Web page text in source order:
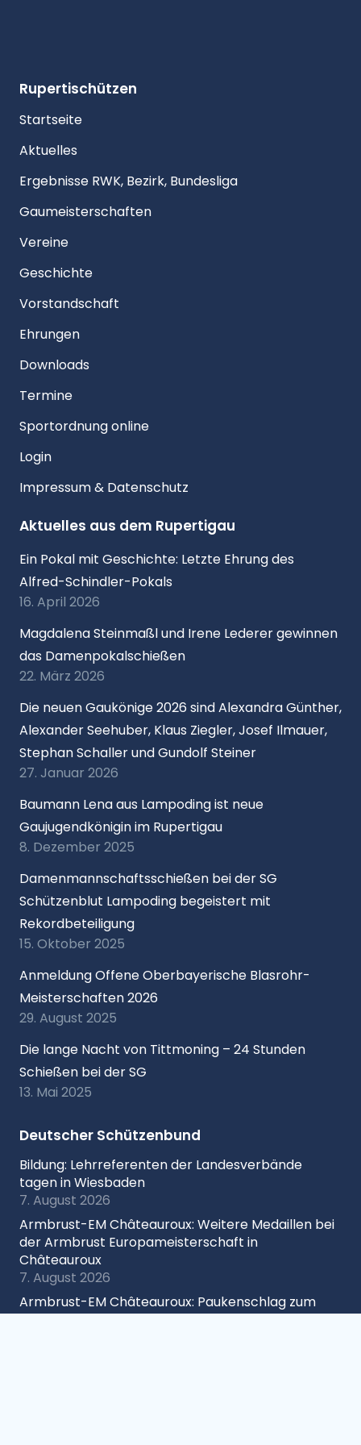
Rupertischützen
Startseite
Aktuelles
Ergebnisse RWK, Bezirk, Bundesliga
Gaumeisterschaften
Vereine
Geschichte
Vorstandschaft
Ehrungen
Downloads
Termine
Sportordnung online
Login
Impressum & Datenschutz
Aktuelles aus dem Rupertigau
Ein Pokal mit Geschichte: Letzte Ehrung des
Alfred-Schindler-Pokals
16. April 2026
Magdalena Steinmaßl und Irene Lederer gewinnen
das Damenpokalschießen
22. März 2026
Die neuen Gaukönige 2026 sind Alexandra Günther,
Alexander Seehuber, Klaus Ziegler, Josef Ilmauer,
Stephan Schaller und Gundolf Steiner
27. Januar 2026
Baumann Lena aus Lampoding ist neue
Gaujugendkönigin im Rupertigau
8. Dezember 2025
Damenmannschaftsschießen bei der SG
Schützenblut Lampoding begeistert mit
Rekordbeteiligung
15. Oktober 2025
Anmeldung Offene Oberbayerische Blasrohr-
Meisterschaften 2026
29. August 2025
Die lange Nacht von Tittmoning – 24 Stunden
Schießen bei der SG
13. Mai 2025
Deutscher Schützenbund
Bildung: Lehrreferenten der Landesverbände
tagen in Wiesbaden
7. August 2026
Armbrust-EM Châteauroux: Weitere Medaillen bei
der Armbrust Europameisterschaft in
Châteauroux
7. August 2026
Armbrust-EM Châteauroux: Paukenschlag zum
Start der Armbrust-EM in Châteauroux